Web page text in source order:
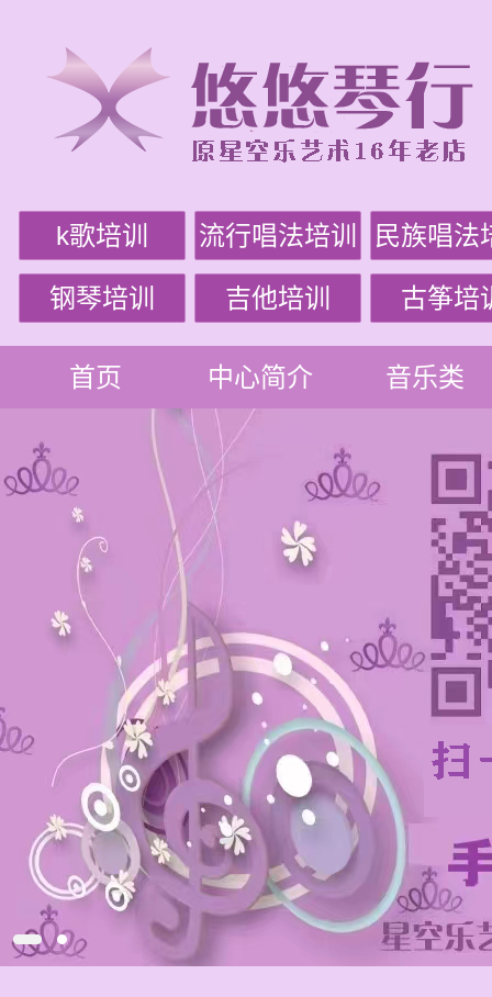
k歌培训 流行唱法培训 民族唱法
钢琴培训 吉他培训 古筝培
首页 中心简介 音乐类